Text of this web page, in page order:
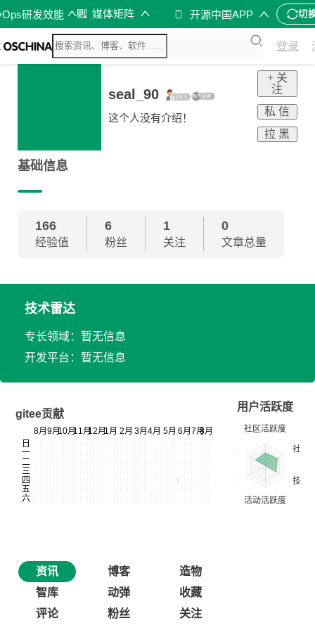
研发效能 媒体矩阵 开源中国APP 切
登录
seal_90
这个人没有介绍！
+ 关
注
私 信
拉 黑
基础信息
166
经验值
6
粉丝
1
关注
0
文章总量
技术雷达
专长领域：暂无信息
开发平台：暂无信息
gitee贡献
用户活跃度
资讯 博客
造物
智库
动弹
收藏
评论
粉丝 关注